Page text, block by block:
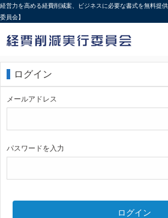
経営力を高める経費削減案、ビジネスに必要な書式を無料提
委員会】
ログイン
メールアドレス
パスワードを入力
ログイン